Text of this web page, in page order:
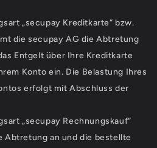
„secupay Kreditkarte“ bzw.
die secupay AG die Abtretung
Entgelt über Ihre Kreditkarte
Konto ein. Die Belastung Ihres
erfolgt mit Abschluss der
„secupay Rechnungskauf“
Abtretung an und die bestellte